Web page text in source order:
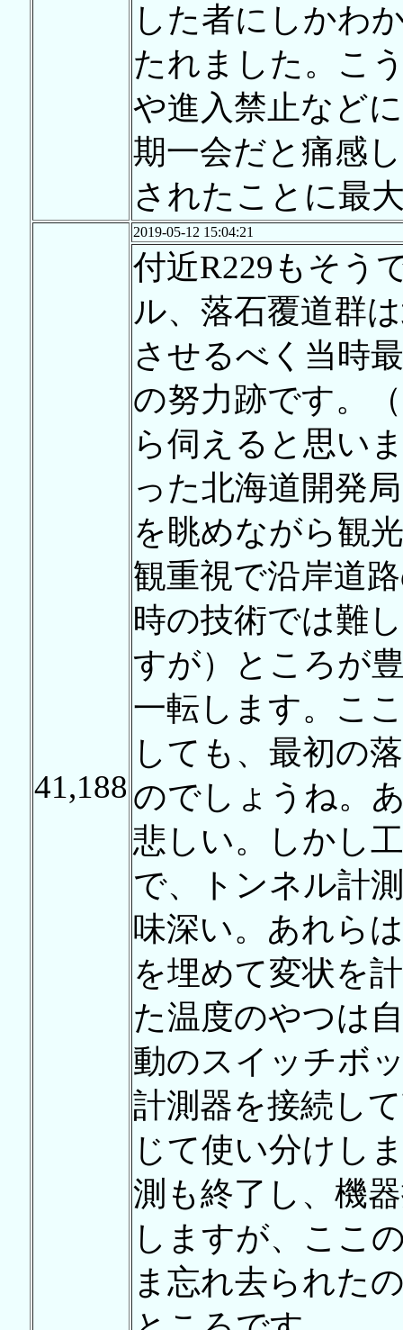
した者にしかわ
たれました。こ
や進入禁止など
期一会だと痛感
されたことに最
41,188
2019-05-12 15:04:21
付近R229もそう
ル、落石覆道群
させるべく当時
の努力跡です。
ら伺えると思い
った北海道開発
を眺めながら観
観重視で沿岸道
時の技術では難
すが）ところが
一転します。こ
しても、最初の
のでしょうね。
悲しい。しかし
で、トンネル計
味深い。あれら
を埋めて変状を
た温度のやつは
動のスイッチボ
計測器を接続し
じて使い分けし
測も終了し、機
しますが、ここ
ま忘れ去られた